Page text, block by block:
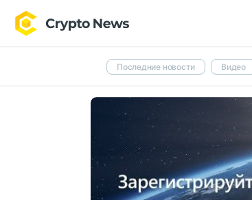
Последние новости Видео